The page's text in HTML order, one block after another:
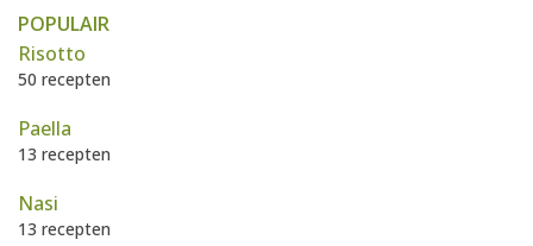
POPULAIR
Risotto
50 recepten
Paella
13 recepten
Nasi
13 recepten